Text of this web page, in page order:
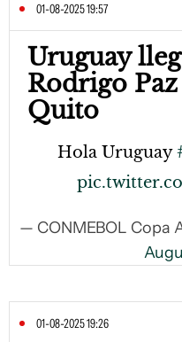
01-08-2025 19:57
Uruguay
Rodrigo
Quito
Hola Uruguay
— CONMEBOL Copa
01-08-2025 19:26